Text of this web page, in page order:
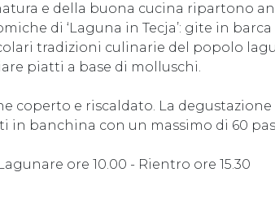
e della buona cucina ripartono
di ‘Laguna in Tecja’: gite in
tradizioni culinarie del popolo
piatti a base di molluschi.
coperto e riscaldato. La degustazione
in banchina con un massimo di 60
ore 10.00 - Rientro ore 15.30